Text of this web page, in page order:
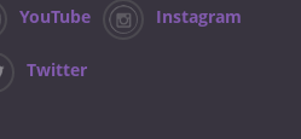
YouTube Instagram
Twitter